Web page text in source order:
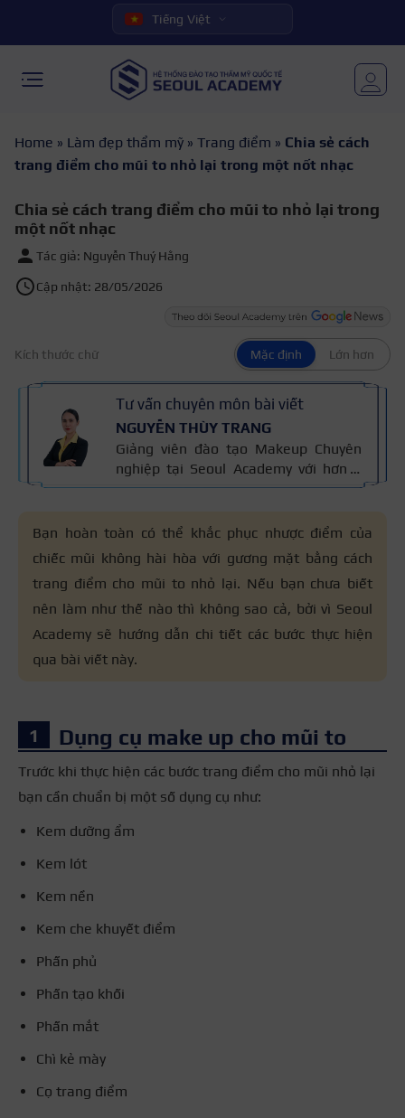
Tiếng Việt
Home » Làm đẹp thẩm mỹ » Trang điểm » Chia sẻ cách
trang điểm cho mũi to nhỏ lại trong một nốt nhạc
Chia sẻ cách trang điểm cho mũi to nhỏ lại trong
một nốt nhạc
Tác giả: Nguyễn Thuý Hằng
Cập nhật: 28/05/2026
Kích thước chữ Mặc định Lớn hơn
Tư vấn chuyên môn bài viết
NGUYỄN THÙY TRANG
Giảng viên đào tạo Makeup Chuyên
nghiệp tại Seoul Academy với hơn 5
năm kinh nghiệm đào tạo, đã giảng
trang điểm. Đào tạo makeup cá nhân,
cô dâu, sự kiện, thời trang – chụp ảnh
và thiết kế layout trang điểm theo
khuôn mặt. Bài viết được biên soạn
dựa trên giáo trình makeup và kinh
nghiệm giảng dạy.
Bạn hoàn toàn có thể khắc phục nhược điểm của
chiếc mũi không hài hòa với gương mặt bằng cách
trang điểm cho mũi to nhỏ lại. Nếu bạn chưa biết
nên làm như thế nào thì không sao cả, bởi vì Seoul
Academy sẽ hướng dẫn chi tiết các bước thực hiện
qua bài viết này.
Dụng cụ make up cho mũi to
Trước khi thực hiện các bước trang điểm cho mũi nhỏ lại
bạn cần chuẩn bị một số dụng cụ như:
Kem dưỡng ẩm
Kem lót
Kem nền
Kem che khuyết điểm
Phấn phủ
Phấn tạo khối
Phấn mắt
Chì kẻ mày
Cọ trang điểm